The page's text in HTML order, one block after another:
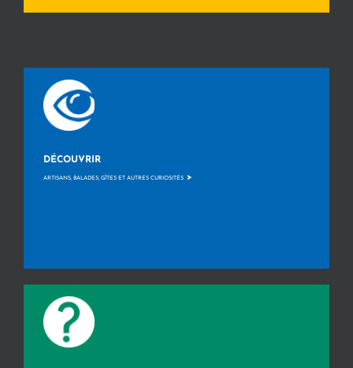
DÉCOUVRIR
ARTISANS, BALADES, GÎTES ET AUTRES CURIOSITÉS >